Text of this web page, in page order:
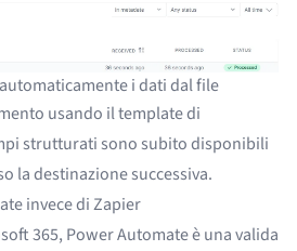
i dati dal file
usando il template di
strutturati sono subito disponibili
la destinazione successiva.
invece di Zapier
365, Power Automateè una valida